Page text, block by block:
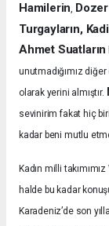
Hamilerin,
Turgayların,
Ahmet Suatların
unutmadığımız diğer
olarak yerini almıştır.
sevinirim fakat hiç
kadar beni mutlu
Kadın milli
halde bu kadar
Karadeniz’de son